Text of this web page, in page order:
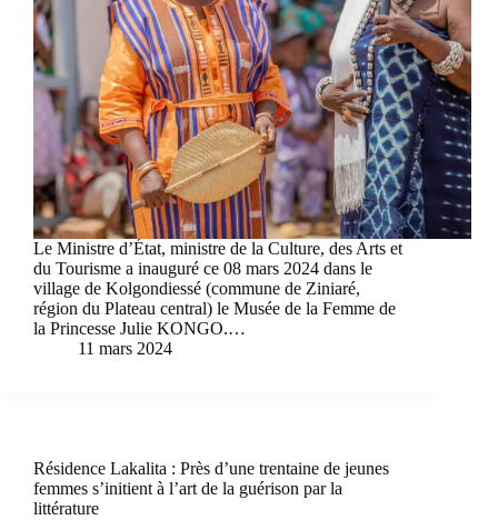
Le Ministre d’État, ministre de la Culture, des Arts et
du Tourisme a inauguré ce 08 mars 2024 dans le
village de Kolgondiessé (commune de Ziniaré,
région du Plateau central) le Musée de la Femme de
la Princesse Julie KONGO.…
11 mars 2024
Résidence Lakalita : Près d’une trentaine de jeunes
femmes s’initient à l’art de la guérison par la
littérature